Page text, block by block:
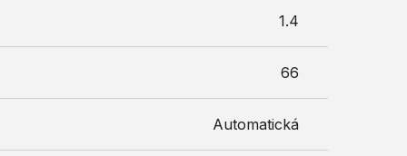
1.4
66
Automatická